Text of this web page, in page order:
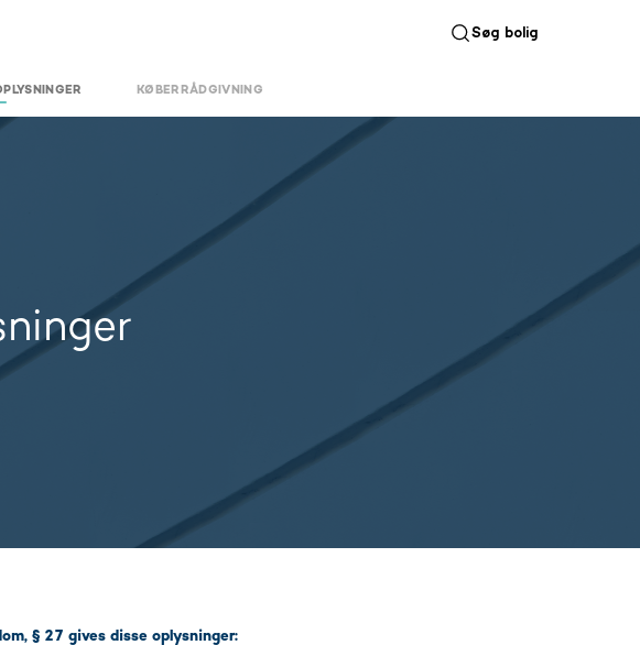
Søg bolig
KØBERRÅDGIVNING
§ 27 gives disse oplysninger: